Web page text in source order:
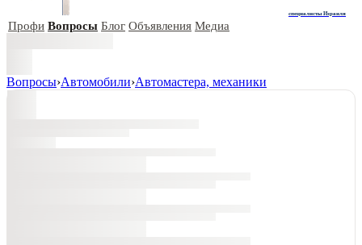
специалисты Израиля
Профи Вопросы Блог Объявления Медиа
Вопросы›Автомобили›Автомастера, механики